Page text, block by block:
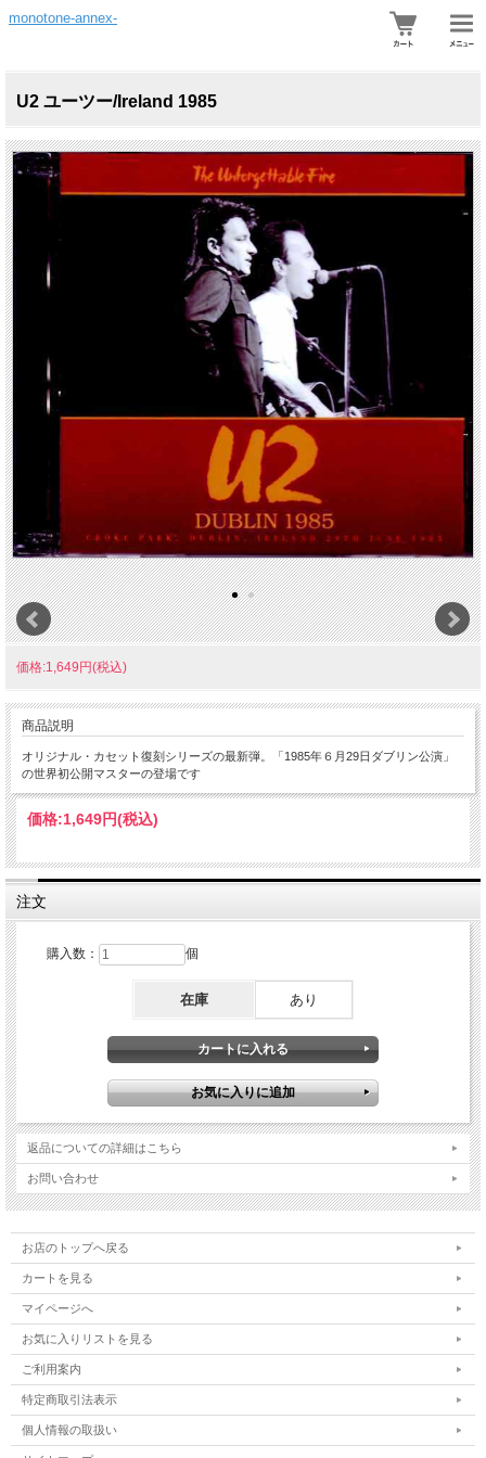
monotone-annex-
U2 ユーツー/Ireland 1985
価格:1,649円(税込)
商品説明
オリジナル・カセット復刻シリーズの最新弾。「1985年６月29日ダブリン公演」
の世界初公開マスターの登場です
価格:1,649円(税込)
注文
購入数： 個
在庫 あり
返品についての詳細はこちら
お問い合わせ
お店のトップへ戻る
カートを見る
マイページへ
お気に入りリストを見る
ご利用案内
特定商取引法表示
個人情報の取扱い